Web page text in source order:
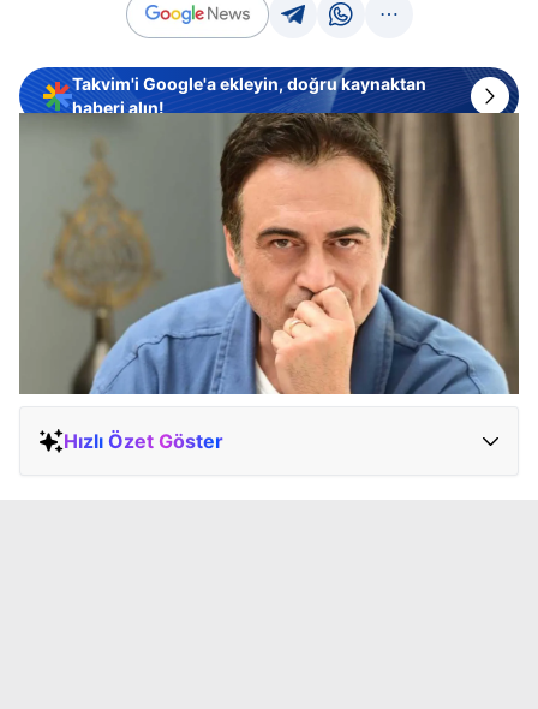
Takvim'i Google'a ekleyin, doğru kaynaktan
haberi alın!
Hızlı Özet Göster